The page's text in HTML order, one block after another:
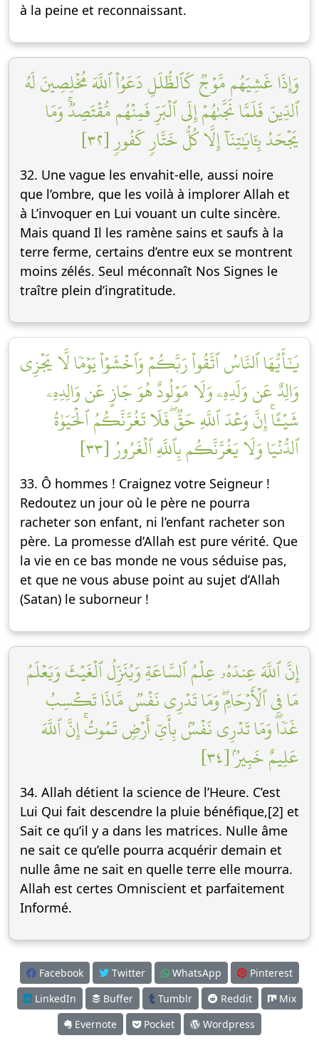
à la peine et reconnaissant.
وَإِذَا غَشِيَهُم مَّوۡجٞ كَٱلظُّلَلِ دَعَوُاْ ٱللَّهَ مُخۡلِصِينَ لَهُ
ٱلدِّينَ فَلَمَّا نَجَّىٰهُمۡ إِلَى ٱلۡبَرِّ فَمِنۡهُم مُّقۡتَصِدٞۚ وَمَا
يَجۡحَدُ بِـَٔايَٰتِنَآ إِلَّا كُلُّ خَتَّارٖ كَفُورٖ [٣٢]
32. Une vague les envahit-elle, aussi noire
que l’ombre, que les voilà à implorer Allah et
à L’invoquer en Lui vouant un culte sincère.
Mais quand Il les ramène sains et saufs à la
terre ferme, certains d’entre eux se montrent
moins zélés. Seul méconnaît Nos Signes le
traître plein d’ingratitude.
يَٰٓأَيُّهَا ٱلنَّاسُ ٱتَّقُواْ رَبَّكُمۡ وَٱخۡشَوۡاْ يَوۡمٗا لَّا يَجۡزِي
وَالِدٌ عَن وَلَدِهِۦ وَلَا مَوۡلُودٌ هُوَ جَازٍ عَن وَالِدِهِۦ
شَيۡـًٔاۚ إِنَّ وَعۡدَ ٱللَّهِ حَقّٞۖ فَلَا تَغُرَّنَّكُمُ ٱلۡحَيَوٰةُ
ٱلدُّنۡيَا وَلَا يَغُرَّنَّكُم بِٱللَّهِ ٱلۡغَرُورُ [٣٣]
33. Ô hommes ! Craignez votre Seigneur !
Redoutez un jour où le père ne pourra
racheter son enfant, ni l’enfant racheter son
père. La promesse d’Allah est pure vérité. Que
la vie en ce bas monde ne vous séduise pas,
et que ne vous abuse point au sujet d’Allah
(Satan) le suborneur !
إِنَّ ٱللَّهَ عِندَهُۥ عِلۡمُ ٱلسَّاعَةِ وَيُنَزِّلُ ٱلۡغَيۡثَ وَيَعۡلَمُ
مَا فِي ٱلۡأَرۡحَامِۖ وَمَا تَدۡرِي نَفۡسٞ مَّاذَا تَكۡسِبُ
غَدٗاۖ وَمَا تَدۡرِي نَفۡسُۢ بِأَيِّ أَرۡضٖ تَمُوتُۚ إِنَّ ٱللَّهَ
عَلِيمٌ خَبِيرُۢ [٣٤]
34. Allah détient la science de l’Heure. C’est
Lui Qui fait descendre la pluie bénéfique,[2] et
Sait ce qu’il y a dans les matrices. Nulle âme
ne sait ce qu’elle pourra acquérir demain et
nulle âme ne sait en quelle terre elle mourra.
Allah est certes Omniscient et parfaitement
Informé.
Facebook Twitter WhatsApp
Pinterest
LinkedIn
Buffer Tumblr Reddit
Mix
Evernote
Pocket Wordpress